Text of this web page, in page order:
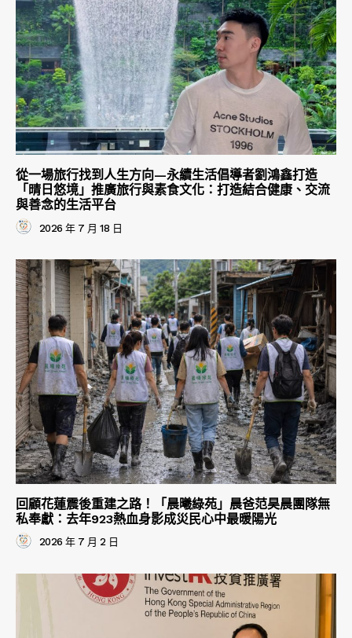
從一場旅行找到人生方向—永續生活倡導者劉鴻鑫打造
「晴日悠境」推廣旅行與素食文化：打造結合健康、交流
與善念的生活平台
2026 年 7 月 18 日
回顧花蓮震後重建之路！「晨曦綠苑」晨爸范昊晨團隊無
私奉獻：去年923熱血身影成災民心中最暖陽光
2026 年 7 月 2 日